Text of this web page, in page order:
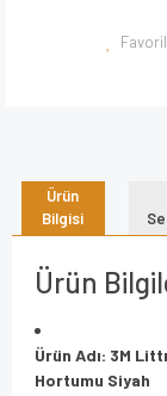
Ürün
Bilgisi
Ürün
Ürün Adı: 3M
Hortumu Siyah